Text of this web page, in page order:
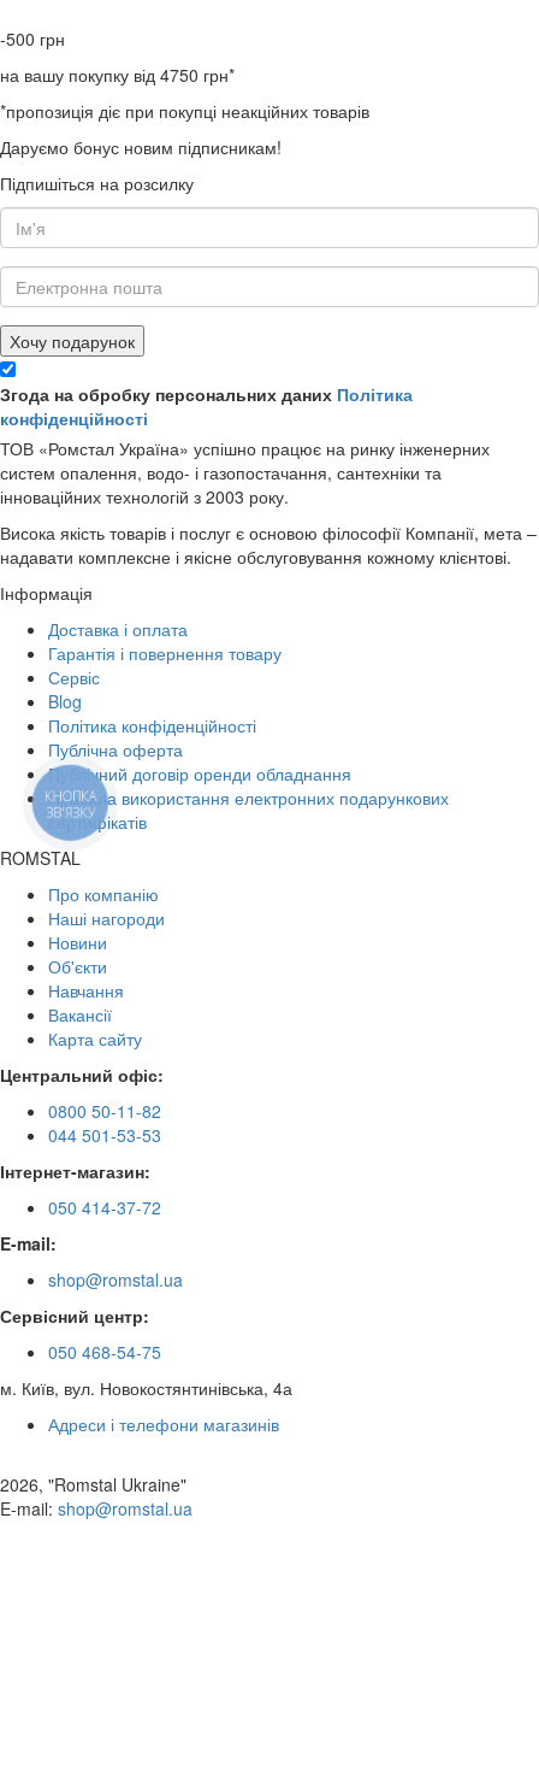
-500 грн
на вашу покупку від 4750 грн*
*пропозиція діє при покупці неакційних товарів
Даруємо бонус новим підписникам!
Підпишіться на розсилку
Хочу подарунок
Згода на обробку персональних даних Політика
конфіденційності
ТОВ «Ромстал Україна» успішно працює на ринку інженерних
систем опалення, водо- і газопостачання, сантехніки та
інноваційних технологій з 2003 року.
Висока якість товарів і послуг є основою філософії Компанії, мета –
надавати комплексне і якісне обслуговування кожному клієнтові.
Інформація
Доставка і оплата
Гарантія і повернення товару
Сервіс
Blog
Політика конфіденційності
Публічна оферта
Публічний договір оренди обладнання
Правила використання електронних подарункових
сертифікатів
ROMSTAL
Про компанію
Наші нагороди
Новини
Об'єкти
Навчання
Вакансії
Карта сайту
Центральний офіс:
0800 50-11-82
044 501-53-53
Інтернет-магазин:
050 414-37-72
E-mail:
shop@romstal.ua
Сервісний центр:
050 468-54-75
м. Київ, вул. Новокостянтинівська, 4а
Адреси і телефони магазинів
2026, "Romstal Ukraine"
​E-mail: shop@romstal.ua
КНОПКА
ЗВ'ЯЗКУ